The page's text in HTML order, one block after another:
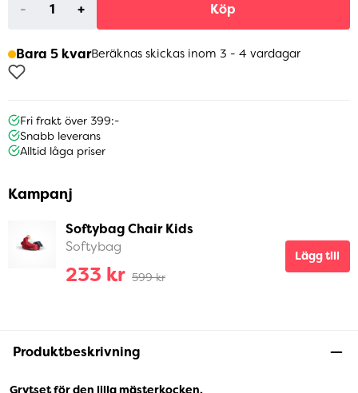
- + Köp
Bara 5 kvarBeräknas skickas inom 3 - 4 vardagar
Fri frakt över 399:-
Snabb leverans
Alltid låga priser
Kampanj
Softybag Chair Kids
Softybag
233 kr 599 kr
Lägg till
Produktbeskrivning
Grytset för den lilla mästerkocken.